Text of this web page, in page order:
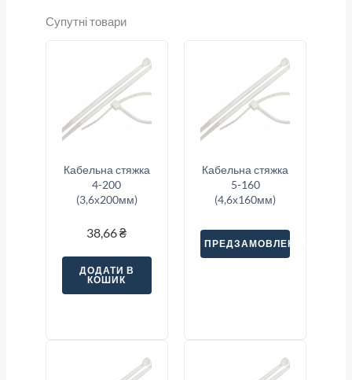
Супутні товари
Кабельна стяжка
4-200
(3,6х200мм)
38,66₴
ДОДАТИ В
КОШИК
Кабельна стяжка
5-160
(4,6х160мм)
ПРЕДЗАМОВЛЕННЯ